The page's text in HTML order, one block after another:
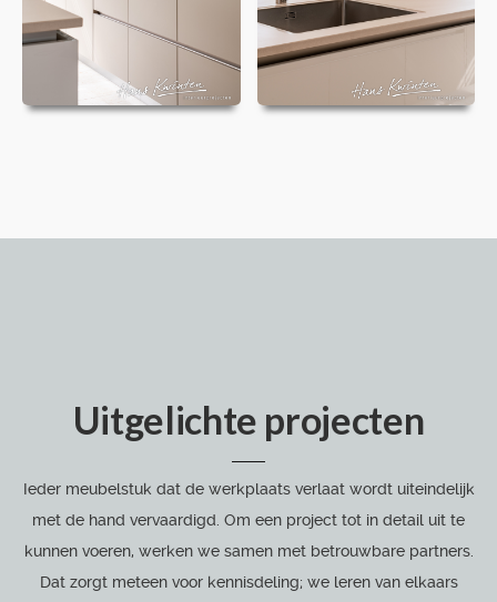
Uitgelichte projecten
Ieder meubelstuk dat de werkplaats verlaat wordt uiteindelijk
met de hand vervaardigd. Om een project tot in detail uit te
kunnen voeren, werken we samen met betrouwbare partners.
Dat zorgt meteen voor kennisdeling; we leren van elkaars